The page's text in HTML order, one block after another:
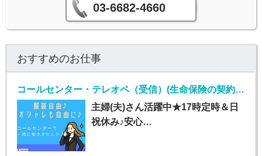
03-6682-4660
おすすめのお仕事
コールセンター・テレオペ（受信）(生命保険の契約者問い合わせ窓口/7月1日入社)
主婦(夫)さん活躍中★17時定時＆日
祝休み♪安心…